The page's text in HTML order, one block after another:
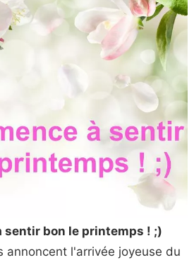
sentir bon le printemps ! ;)
annoncent l'arrivée joyeuse du